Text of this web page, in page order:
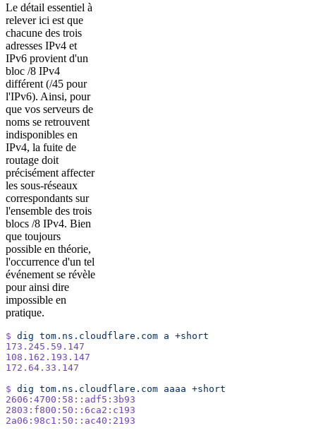
Le détail essentiel à
relever ici est que
chacune des trois
adresses IPv4 et
IPv6 provient d'un
bloc /8 IPv4
différent (/45 pour
l'IPv6). Ainsi, pour
que vos serveurs de
noms se retrouvent
indisponibles en
IPv4, la fuite de
routage doit
précisément affecter
les sous-réseaux
correspondants sur
l'ensemble des trois
blocs /8 IPv4. Bien
que toujours
possible en théorie,
l'occurrence d'un tel
événement se révèle
pour ainsi dire
impossible en
pratique.
$ dig tom.ns.cloudflare.com a +short
173.245.59.147
108.162.193.147
172.64.33.147
$ dig tom.ns.cloudflare.com aaaa +short
2606:4700:58::adf5:3b93
2803:f800:50::6ca2:c193
2a06:98c1:50::ac40:2193